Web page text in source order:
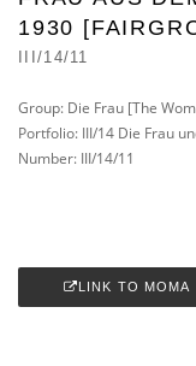
1930
III/14/11
Group: Die Frau [The
Portfolio: III/14 Die Frau
Number: III/14/11
LINK TO MOMA